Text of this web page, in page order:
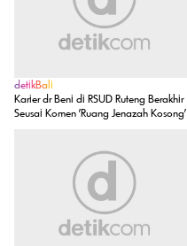
detikBali
Karier dr Beni di RSUD Ruteng Berakhir
Seusai Komen 'Ruang Jenazah Kosong'